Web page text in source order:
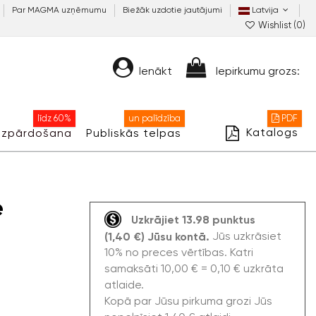
Par MAGMA uzņēmumu Biežāk uzdotie jautājumi Latvija
Wishlist (0)
Ienākt Iepirkumu grozs:
līdz 60%
Publiskās telpas
un palīdzība
Katalogs
PDF
Uzkrājiet 13.98 punktus
(1,40 €) Jūsu kontā. Jūs uzkrāsiet
10% no preces vērtības. Katri
samaksāti 10,00 € = 0,10 € uzkrāta
atlaide.
Kopā par Jūsu pirkuma grozi Jūs